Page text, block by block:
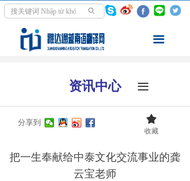
ꄙ
끀
首页
翻译服务
学越南语
把一生奉献给中泰文化交流事业的龚
云宝老师
分享到
资讯中心 끀
끄
收藏